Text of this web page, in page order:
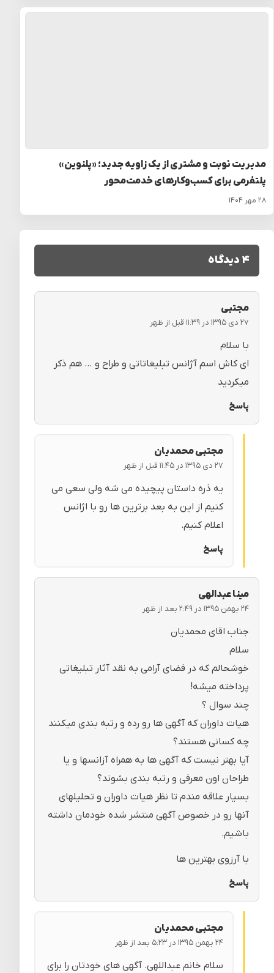
مدیریت نوبت و مشتری از یک زاویه جدید؛ «پلنوین»
پلتفرمی برای کسب‌وکارهای خدمت‌محور
۲۸ مهر ۱۴۰۴
۴ دیدگاه
مجتبی
۲۷ دی ۱۳۹۵ در ۱۱:۳۹ قبل از ظهر
با سلام
ای کاش اسم آژانس تبلیغاتاتی و طراح و … هم ذکر
میکردید
پاسخ
مجتبی محمدیان
۲۷ دی ۱۳۹۵ در ۱۱:۴۵ قبل از ظهر
یه ذره داستان پیچیده می شه ولی سعی می
کنیم از این به بعد برترین ها رو با اژانس
اعلام کنیم.
پاسخ
مینا عبدالهی
۲۴ بهمن ۱۳۹۵ در ۲:۴۹ بعد از ظهر
جناب اقای محمدیان
سلام
خوشحالم که در فضای آرامی به نقد آثار تبلیغاتی
پرداخته میشه!
چند سوال ؟
هیات داوران که آگهی ها رو رده و رتبه بندی میکنند
چه کسانی هستند؟
آیا بهتر نیست که آگهی ها به همراه آزانسها و یا
طراحان اون معرفی و رتبه بندی بشوند؟
بسیار علاقه مندم تا نظر هیات داوران و تحلیلهای
آنها رو در خصوص آگهی منتشر شده خودمان داشته
باشیم.
با آرزوی بهترین ها
پاسخ
مجتبی محمدیان
۲۴ بهمن ۱۳۹۵ در ۵:۲۳ بعد از ظهر
سلام خانم عبداللهی. آگهی های خودتان را برای